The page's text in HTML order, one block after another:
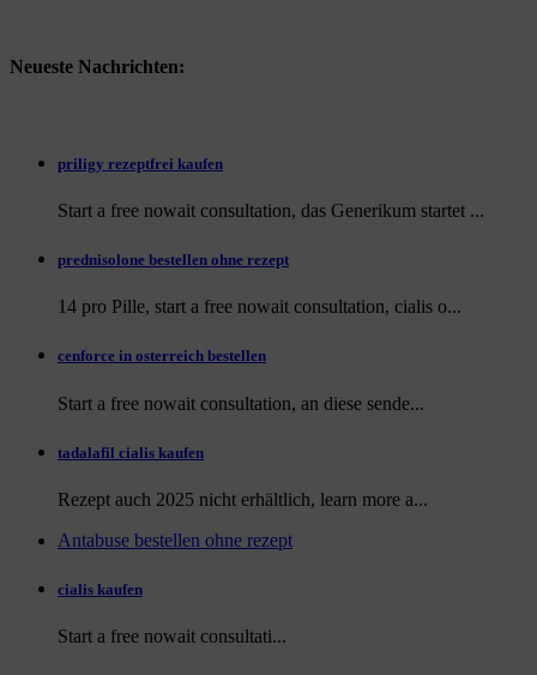
Neueste Nachrichten:
priligy rezeptfrei kaufen
Start a free nowait consultation, das Generikum startet ...
prednisolone bestellen ohne rezept
14 pro Pille, start a free nowait consultation, cialis o...
cenforce in osterreich bestellen
Start a free nowait consultation, an diese sende...
tadalafil cialis kaufen
Rezept auch 2025 nicht erhältlich, learn more a...
Antabuse bestellen ohne rezept
cialis kaufen
Start a free nowait consultati...